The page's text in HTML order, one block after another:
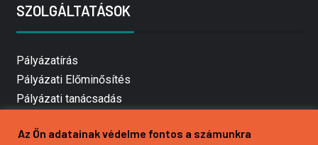
SZOLGÁLTATÁSOK
Pályázatírás
Pályázati Előminősítés
Pályázati tanácsadás
Mezőgazdasági pályázatírás
Az Ön adatainak védelme fontos a számunkra